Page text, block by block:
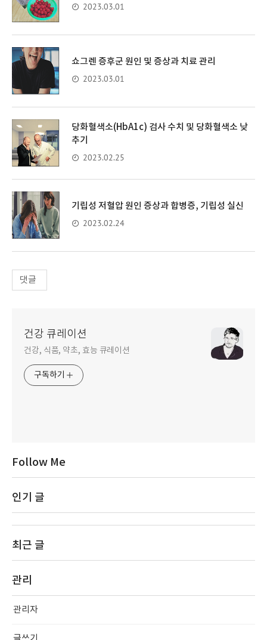
2023.03.01
쇼그렌 증후군 원인 및 증상과 치료 관리
2023.03.01
당화혈색소(HbA1c) 검사 수치 및 당화혈색소 낮
추기
2023.02.25
기립성 저혈압 원인 증상과 합병증, 기립성 실신
2023.02.24
댓글
건강 큐레이션
건강, 식품, 약초, 효능 큐레이션
구독하기
Follow Me
인기 글
최근 글
관리
관리자